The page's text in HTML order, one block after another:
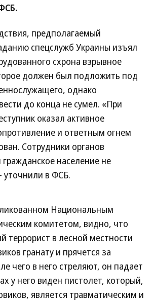
предполагаемый
спецслужб Украины изъял
схрона взрывное
должен был подложить под
однако
до конца не сумел. «При
оказал активное
и ответным огнем
Сотрудники органов
население не
в ФСБ.
Национальным
комитетом, видно, что
террорист в лесной местности
гранату и прячется за
чего в него стреляют, он падает
у него виден пистолет, который,
является травматическим и